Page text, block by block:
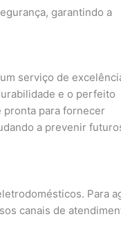
garantindo a
serviço de
e o perfeito
pronta para fornecer
a prevenir
Para
canais de